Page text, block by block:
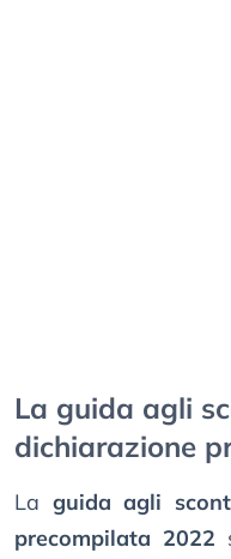
La guida agli
dichiarazione
La guida agli
precompilata 2022